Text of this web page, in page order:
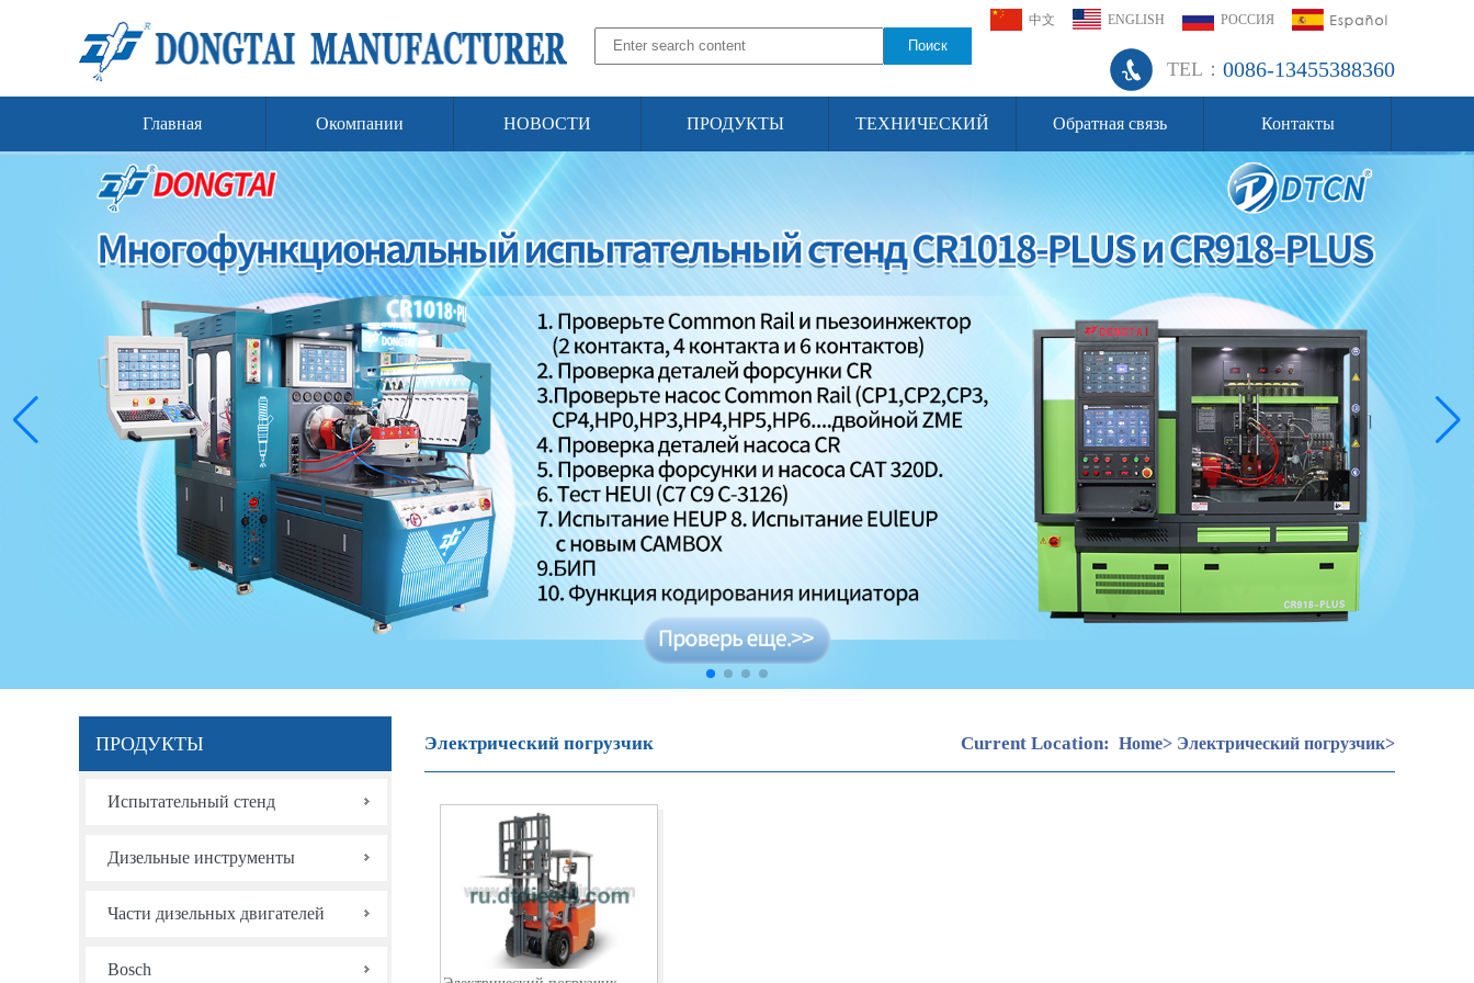
Поиск
中文 ENGLISH РОССИЯ
TEL： 0086-13455388360
Главная Окомпании НОВОСТИ ПРОДУКТЫ ТЕХНИЧЕСКИЙ Обратная связь Контакты
ПРОДУКТЫ
Испытательный стенд
Дизельные инструменты
Части дизельных двигателей
Bosch
Электрический погрузчик Current Location: Home> Электрический погрузчик>